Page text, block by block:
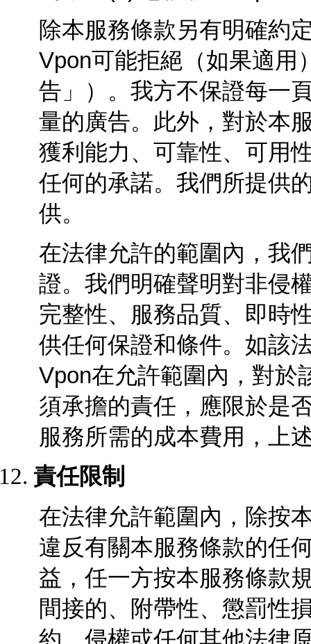
除本服務條款另有明確約
Vpon可能拒絕（如果適用
告」）。我方不保證每一
量的廣告。此外，對於本
獲利能力、可靠性、可用
任何的承諾。我們所提供
供。
在法律允許的範圍內，我
證。我們明確聲明對非侵
完整性、服務品質、即時
供任何保證和條件。如該
Vpon在允許範圍內，對於
須承擔的責任，應限於是
服務所需的成本費用，上
責任限制
在法律允許範圍內，除按
違反有關本服務條款的任
益，任一方按本服務條款
間接的、附帶性、懲罰性
約、侵權或任何其他法律